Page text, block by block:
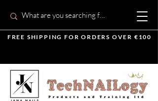
FREE SHIPPING FOR ORDERS OVER €100